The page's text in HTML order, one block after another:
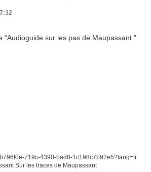
719c-4390-bad8-1c198c7b92e5?lang=fr
Sur les traces de Maupassant